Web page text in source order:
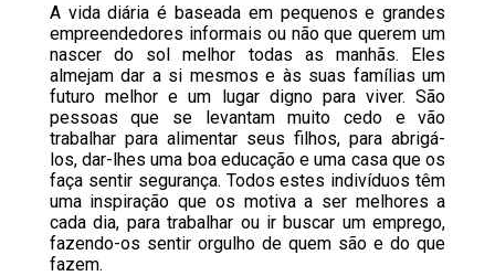
A vida diária é baseada em pequenos e grandes
empreendedores informais ou não que querem um
nascer do sol melhor todas as manhãs. Eles
almejam dar a si mesmos e às suas famílias um
futuro melhor e um lugar digno para viver. São
pessoas que se levantam muito cedo e vão
trabalhar para alimentar seus filhos, para abrigá-
los, dar-lhes uma boa educação e uma casa que os
faça sentir segurança. Todos estes indivíduos têm
uma inspiração que os motiva a ser melhores a
cada dia, para trabalhar ou ir buscar um emprego,
fazendo-os sentir orgulho de quem são e do que
fazem.